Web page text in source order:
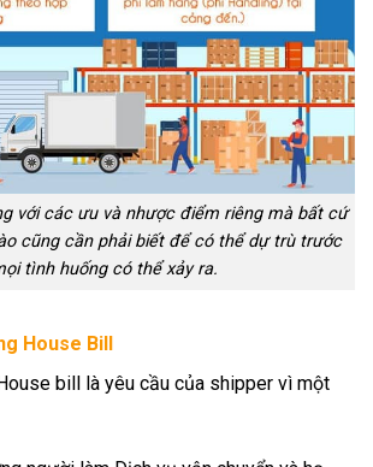
với các ưu và nhược điểm riêng mà bất cứ
cũng cần phải biết để có thể dự trù trước
tình huống có thể xảy ra.
House Bill
bill là yêu cầu của shipper vì một